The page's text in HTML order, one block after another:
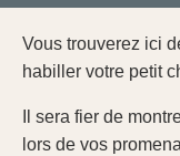
Vous trouverez ici
habiller votre petit
Il sera fier de
lors de vos